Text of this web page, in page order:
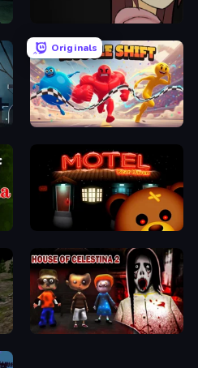
Shoot Your Nightmare: Space Isolation
Originals
Muscle Shift
Bear Haven
Special House of Celestina: Chapter Two